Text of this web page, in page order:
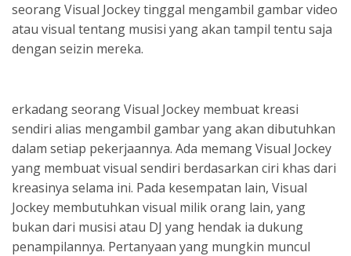
seorang Visual Jockey tinggal mengambil gambar video
atau visual tentang musisi yang akan tampil tentu saja
dengan seizin mereka.
erkadang seorang Visual Jockey membuat kreasi
sendiri alias mengambil gambar yang akan dibutuhkan
dalam setiap pekerjaannya. Ada memang Visual Jockey
yang membuat visual sendiri berdasarkan ciri khas dari
kreasinya selama ini. Pada kesempatan lain, Visual
Jockey membutuhkan visual milik orang lain, yang
bukan dari musisi atau DJ yang hendak ia dukung
penampilannya. Pertanyaan yang mungkin muncul